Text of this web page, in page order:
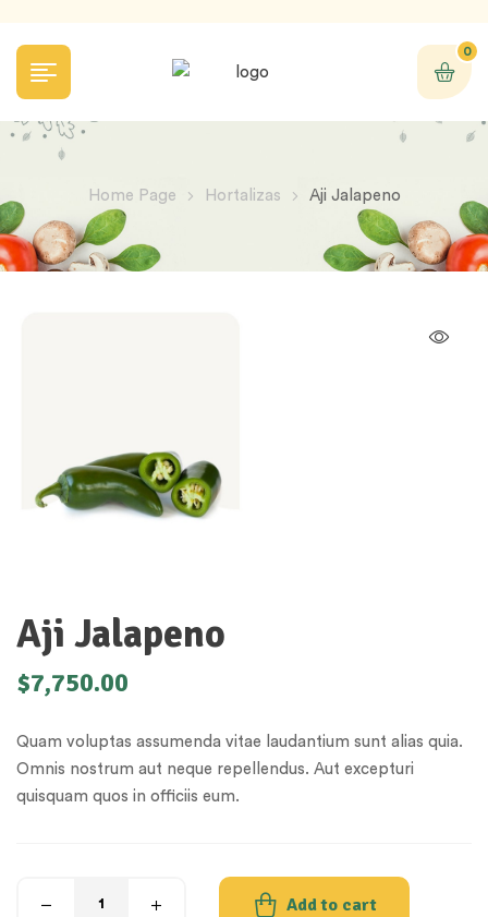
0
Home Page Hortalizas Aji Jalapeno
Aji Jalapeno
$7,750.00
Quam voluptas assumenda vitae laudantium sunt alias quia.
Omnis nostrum aut neque repellendus. Aut excepturi
quisquam quos in officiis eum.
Add to cart